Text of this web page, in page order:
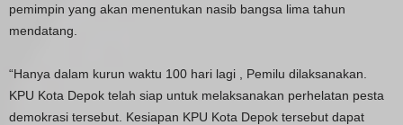
pemimpin yang akan menentukan nasib bangsa lima tahun
mendatang.
“Hanya dalam kurun waktu 100 hari lagi , Pemilu dilaksanakan.
KPU Kota Depok telah siap untuk melaksanakan perhelatan pesta
demokrasi tersebut. Kesiapan KPU Kota Depok tersebut dapat